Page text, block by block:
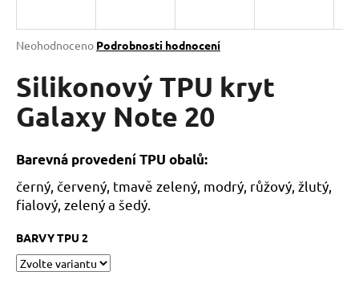
Průměrné
produktu
je
0,0
z
hvězdiček.
Neohodnoceno Podrobnosti hodnocení
Silikonový TPU kryt
Galaxy Note 20
Barevná provedení TPU obalů:
černý, červený, tmavě zelený, modrý, růžový, žlutý,
fialový, zelený a šedý.
BARVY TPU 2
j
t
?
HLEDAT
D
o